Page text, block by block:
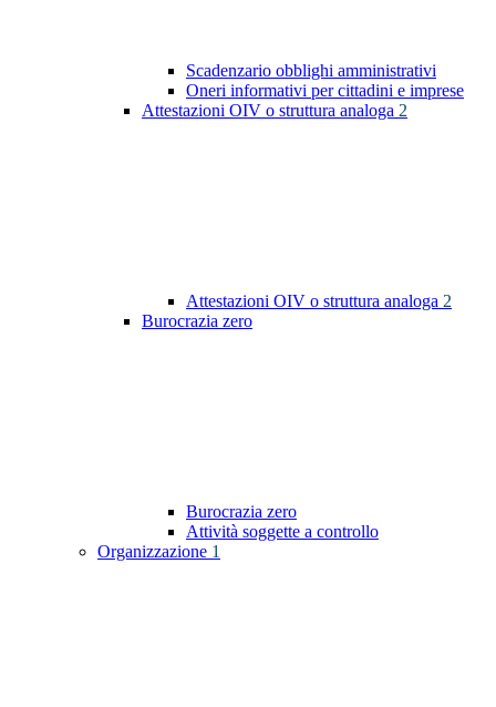
Scadenzario obblighi amministrativi
Oneri informativi per cittadini e imprese
Attestazioni OIV o struttura analoga 2
Attestazioni OIV o struttura analoga 2
Burocrazia zero
Burocrazia zero
Attività soggette a controllo
Organizzazione 1